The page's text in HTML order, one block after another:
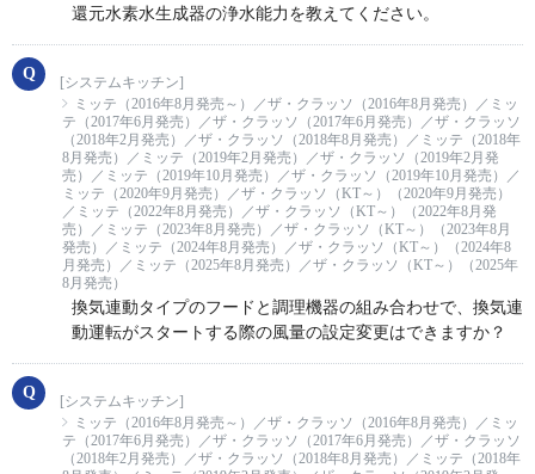
還元水素水生成器の浄水能力を教えてください。
[システムキッチン]
ミッテ（2016年8月発売～）／ザ・クラッソ（2016年8月発売）／ミッ
テ（2017年6月発売）／ザ・クラッソ（2017年6月発売）／ザ・クラッソ
（2018年2月発売）／ザ・クラッソ（2018年8月発売）／ミッテ（2018年
8月発売）／ミッテ（2019年2月発売）／ザ・クラッソ（2019年2月発
売）／ミッテ（2019年10月発売）／ザ・クラッソ（2019年10月発売）／
ミッテ（2020年9月発売）／ザ・クラッソ（KT～）（2020年9月発売）
／ミッテ（2022年8月発売）／ザ・クラッソ（KT～）（2022年8月発
売）／ミッテ（2023年8月発売）／ザ・クラッソ（KT～）（2023年8月
発売）／ミッテ（2024年8月発売）／ザ・クラッソ（KT～）（2024年8
月発売）／ミッテ（2025年8月発売）／ザ・クラッソ（KT～）（2025年
8月発売）
換気連動タイプのフードと調理機器の組み合わせで、換気連
動運転がスタートする際の風量の設定変更はできますか？
[システムキッチン]
ミッテ（2016年8月発売～）／ザ・クラッソ（2016年8月発売）／ミッ
テ（2017年6月発売）／ザ・クラッソ（2017年6月発売）／ザ・クラッソ
（2018年2月発売）／ザ・クラッソ（2018年8月発売）／ミッテ（2018年